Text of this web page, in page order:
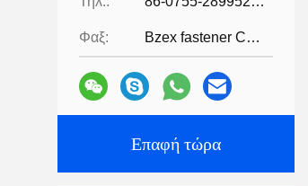
Φαξ: Bzex fastener Co., Limited-86-07
Επαφή τώρα